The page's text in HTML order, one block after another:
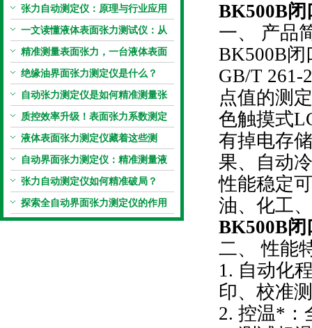
张力自动测定仪：原理与行业应用
解析
一文读懂液体表面张力测试仪：从
原理到应用全掌握
精准测量表面张力，一台液体表面
张力系数测量仪就够了
绝缘油界面张力测定仪是什么？
自动张力测定仪是如何精准测量张
力的？
质控效率升级！表面张力系数测定
仪真香警告
液体表面张力测定仪藏着这些测
定“小窍门”
自动界面张力测定仪：精准测量液
体界面张力的关键设备
张力自动测定仪如何精准破局？
探索全自动界面张力测定仪的作用
BK500B闭
一、 产品
BK500B闭
GB/T 261-
点值的测
色触摸式
有掉电存
果、自动
性能稳定
油、化工
BK500B闭
二、 性能
1. 自动化
印、校准
2. 控温*：